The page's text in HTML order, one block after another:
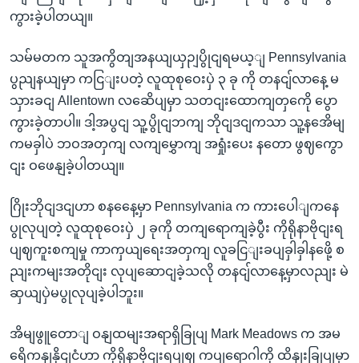
ကွားခဲ့ပါတယျ။
သမ်မတက သူအကွိတျအနယျယှဉျပွိုငျရမယ့ျ Pennsylvania
ပွညျနယျမှာ ကငြျးပတဲ့ လူထုစုဝေးပှဲ ၃ ခု ကို တနငျ်လာနေ့ မ
သှားခငျ Allentown လဆေိပျမှာ သတငျးထောကျတှကေို ပွော
ကွားခဲ့တာပါ။ ဒါ့အပွငျ သူ့ပွိုငျဘကျ ဘိုငျဒငျကသာ သူ့နအေိမျ
ကမခှါပဲ ဘဝအတှကျ လကျမွှောကျ အရှုံးပေး နတော ဖွဈကွော
ငျး ဝဖေနျခဲ့ပါတယျ။
ဂြိုးဘိုငျဒငျဟာ စနနေေ့မှာ Pennsylvania က ကားပေါျကနေ
ပွုလုပျတဲ့ လူထုစုဝေးပှဲ ၂ ခုကို တကျရောကျခဲ့ပွီး ကိုရိုနာဗိုငျးရ
ပျဈကူးစကျမှု ကာကှယျရေးအတှကျ လူခငြျးခပျခှါခှါနဖေို့ စ
ညျးကမျးအတိုငျး လုပျဆောငျခဲ့သလို တနငျ်လာနေ့မှာလညျး မဲ
ဆှယျပှဲမပွုလုပျခဲ့ပါဘူး။
အိမျဖွူတောျ ဝနျထမျးအရာရှိခြုပျ Mark Meadows က အမ
ရေိကနျနိုငျငံဟာ ကိုရိုနာဗိုငျးရပျဈ ကပျရောဂါကို ထိနျးခြုပျမှာ